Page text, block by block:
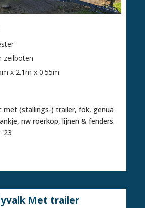
zeilboten
x 2.1m x 0.55m
met (stallings-) trailer, fok, genua
nw roerkop, lijnen & fenders.
'23
Met trailer